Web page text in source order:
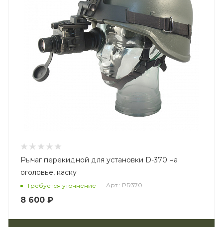
Рычаг перекидной для установки D-370 на
оголовье, каску
Требуется уточнение Арт.: PR370
8 600 ₽